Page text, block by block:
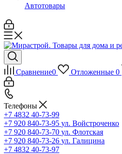
Автотовары
Сравнение0 Отложенные 0
Телефоны
+7 4832 40-73-99
+7 920 840-73-95 ул. Войстроченко
+7 920 840-73-70 ул. Флотская
+7 920 840-73-26 ул. Галицина
+7 4832 40-73-97